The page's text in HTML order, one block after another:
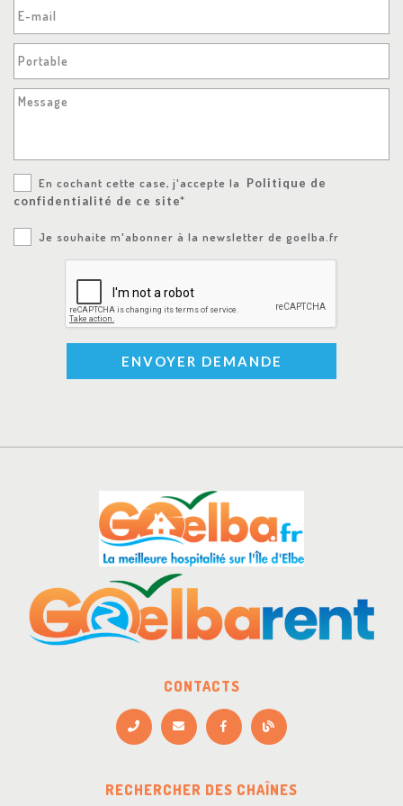
E-mail
Portable
Message
En cochant cette case, j'accepte la
Politique de
confidentialité de ce site*
Je souhaite m'abonner à la newsletter de goelba.fr
ENVOYER DEMANDE
CONTACTS
RECHERCHER DES CHAÎNES